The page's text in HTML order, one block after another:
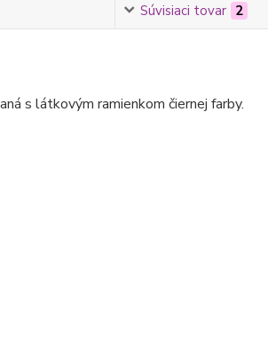
Súvisiaci tovar 2
s látkovým ramienkom čiernej farby.